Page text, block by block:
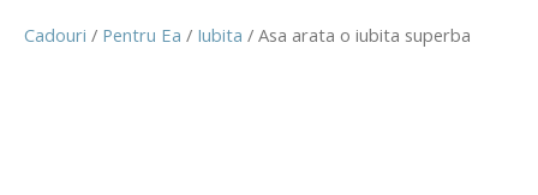
Cadouri / Pentru Ea / Iubita / Asa arata o iubita superba